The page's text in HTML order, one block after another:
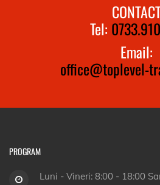
Tel:
Email:
office@toplevel-
PROGRAM
Luni - Vineri: 8:00 - 18:00